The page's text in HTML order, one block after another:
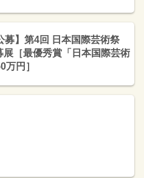
募】第4回 日本国際芸術祭
展［最優秀賞「日本国際芸術
万円］